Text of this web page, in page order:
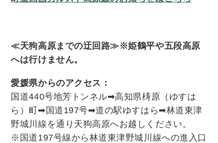
≪天狗高原までの迂回路≫※姫鶴平や五段高原
へは行けません。
愛媛県からのアクセス：
国道440号地芳トンネル➡高知県梼原（ゆすは
ら）町➡国道197号➡道の駅ゆすはら➡林道東津
野城川線を通り天狗高原へお越しください。
※国道197号線から林道東津野城川線への進入口